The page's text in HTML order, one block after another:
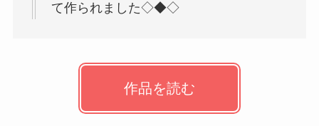
て作られました◇◆◇
作品を読む